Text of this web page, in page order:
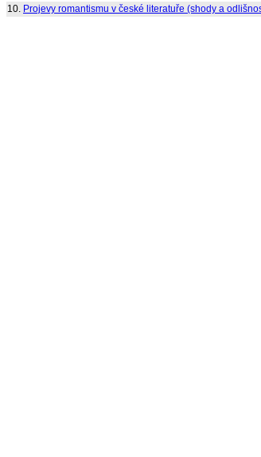
10. Projevy romantismu v české literatuře (shody a